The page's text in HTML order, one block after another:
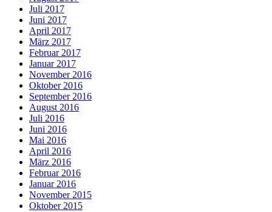
Juli 2017
Juni 2017
April 2017
März 2017
Februar 2017
Januar 2017
November 2016
Oktober 2016
September 2016
August 2016
Juli 2016
Juni 2016
Mai 2016
April 2016
März 2016
Februar 2016
Januar 2016
November 2015
Oktober 2015